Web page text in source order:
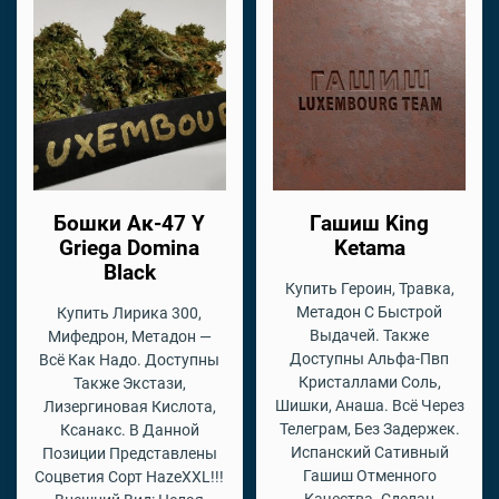
Бошки Ак-47 Y
Griega Domina
Black
Купить Лирика 300,
Мифедрон, Метадон —
Всё Как Надо. Доступны
Также Экстази,
Лизергиновая Кислота,
Ксанакс. В Данной
Позиции Представлены
Соцветия Сорт HazeXXL!!!
Гашиш King
Ketama
Купить Героин, Травка,
Метадон С Быстрой
Выдачей. Также
Доступны Альфа-Пвп
Кристаллами Соль,
Шишки, Анаша. Всё Через
Телеграм, Без Задержек.
Испанский Сативный
Гашиш Отменного